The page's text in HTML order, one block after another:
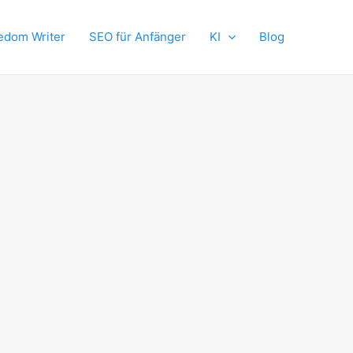
Writer SEO für Anfänger KI Blog